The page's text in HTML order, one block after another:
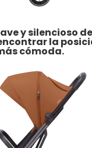
y silencioso
la
cómoda.